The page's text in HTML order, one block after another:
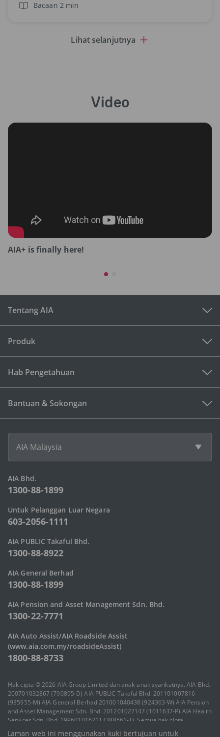
Bacaan 2 min
Lihat selanjutnya
Video
AIA+ is finally here!
Laman web ini menggunakan kuki bertujuan untuk
Tentang AIA
Produk
Hab Pengetahuan
Bantuan & Sokongan
AIA Malaysia
AIA Bhd.
1300-88-1899
Untuk Pelanggan Luar Negara
603-2056-1111
AIA PUBLIC Takaful Bhd.
1300-88-8922
AIA General Berhad
1300-88-1899
AIA Pension and Asset Management Sdn. Bhd.
1300-22-7771
AIA Auto Assist/AIA Roadside Assist
(www.aia.com.my/roadsideAssist)
1800-88-8733
Hak cipta © 2026 AIA Group Limited dan anak-anak syarikatnya. AIA Bhd.
200701032867 (790895-D) AIA PUBLIC Takaful Bhd. 201101007816
(935955-M) AIA General Berhad 201001040438 (924363-W) AIA Pension
and Asset Management Sdn. Bhd. 201201027147 (1011637-P) AIA Health
Services Sdn. Bhd. 199601016211 (388561-T). Semua hak cipta